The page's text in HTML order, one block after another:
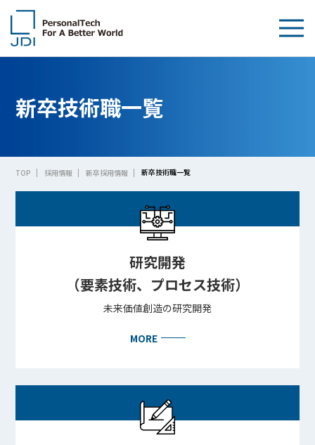
製品・技術
お問い合わせ
BEYOND DISPLAY
新卒技術職一覧
TOP 採用情報 新卒採用情報 新卒技術職一覧
研究開発
（要素技術、プロセス技術）
未来価値創造の研究開発
MORE